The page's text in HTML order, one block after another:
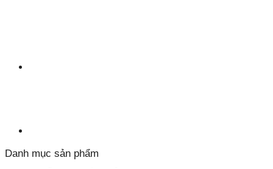
Danh mục sản phẩm